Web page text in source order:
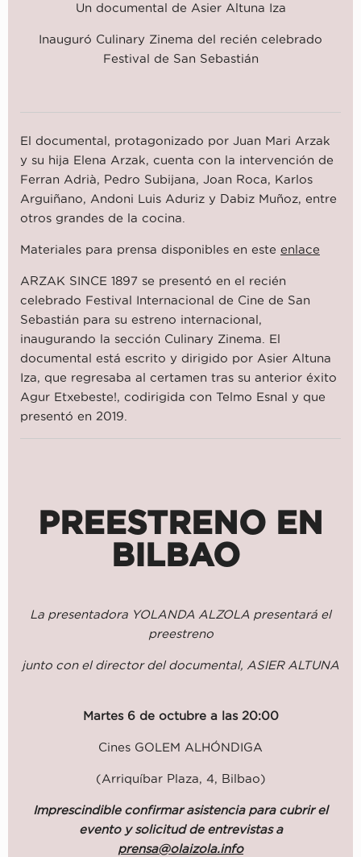
Un documental de Asier Altuna Iza
Inauguró Culinary Zinema del recién celebrado
Festival de San Sebastián
El documental, protagonizado por Juan Mari Arzak
y su hija Elena Arzak, cuenta con la intervención de
Ferran Adrià, Pedro Subijana, Joan Roca, Karlos
Arguiñano, Andoni Luis Aduriz y Dabiz Muñoz, entre
otros grandes de la cocina.
Materiales para prensa disponibles en este enlace
ARZAK SINCE 1897 se presentó en el recién
celebrado Festival Internacional de Cine de San
Sebastián para su estreno internacional,
inaugurando la sección Culinary Zinema. El
documental está escrito y dirigido por Asier Altuna
Iza, que regresaba al certamen tras su anterior éxito
Agur Etxebeste!, codirigida con Telmo Esnal y que
presentó en 2019.
PREESTRENO EN
BILBAO
La presentadora YOLANDA ALZOLA presentará el
preestreno
junto con el director del documental, ASIER ALTUNA
Martes 6 de octubre a las 20:00
Cines GOLEM ALHÓNDIGA
(Arriquíbar Plaza, 4, Bilbao)
Imprescindible confirmar asistencia para cubrir el
evento y solicitud de entrevistas a
prensa@olaizola.info